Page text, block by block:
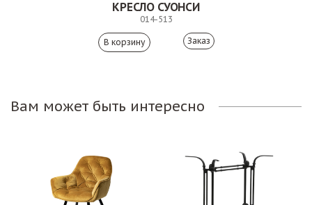
КРЕСЛО СУОНСИ
014-513
Заказ
Вам может быть интересно